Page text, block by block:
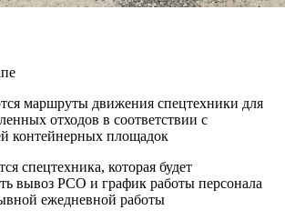
маршруты движения спецтехники для
отходов в соответствии с
контейнерных площадок
спецтехника, которая будет
вывоз РСО и график работы персонала
ежедневной работы